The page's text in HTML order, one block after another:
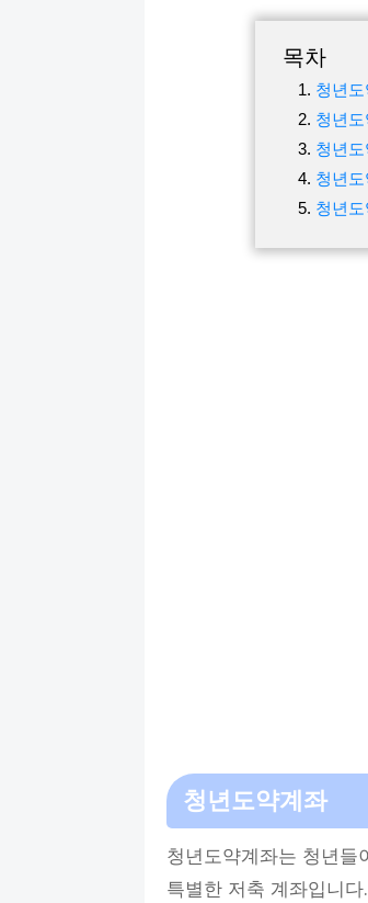
목차
청년
청년
청년
청년
청년
청년도약계좌
청년도약계좌는 청년들
특별한 저축 계좌입니